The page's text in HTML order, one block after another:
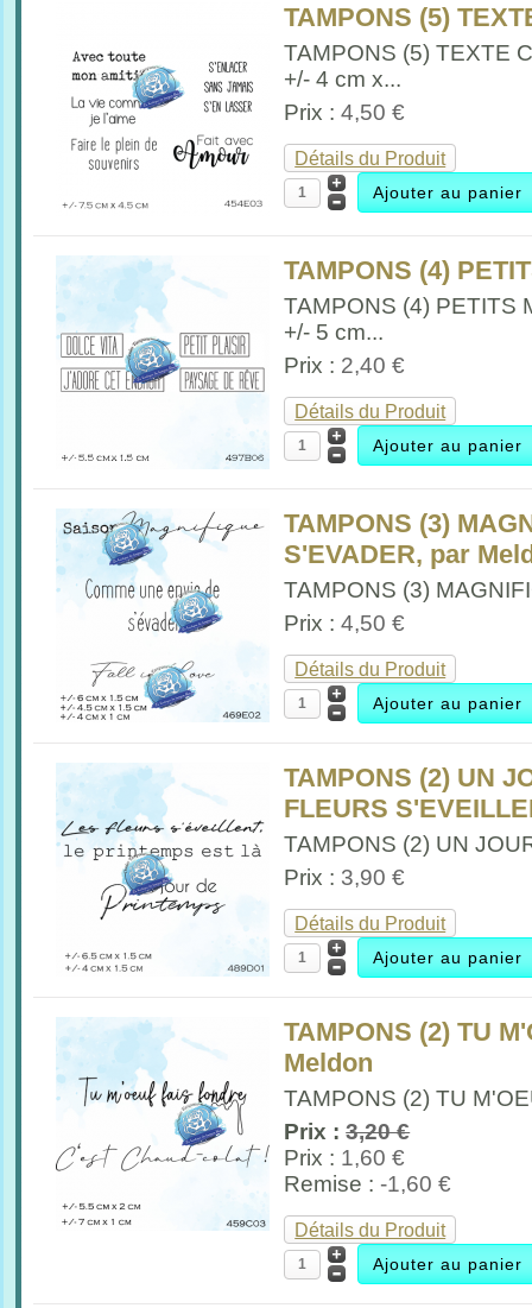
TAMPONS (5)
TAMPONS (5) TEXTE
+/- 4 cm x...
Prix :4,50 €
Détails du Produit
TAMPONS (4)
TAMPONS (4) PETITS
+/- 5 cm...
Prix : 2,40 €
Détails du Produit
TAMPONS (3)
S'EVADER, par
TAMPONS (3)
Prix :4,50 €
Détails du Produit
TAMPONS (2) UN
FLEURS
TAMPONS (2) UN
Prix : 3,90 €
Détails du Produit
TAMPONS (2) TU
Meldon
TAMPONS (2) TU
Prix :3,20 €
Prix : 1,60 €
Remise :-1,60 €
Détails du Produit